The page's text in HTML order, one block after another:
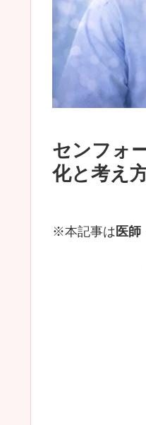
センフォ
化と考え
※本記事は 医師